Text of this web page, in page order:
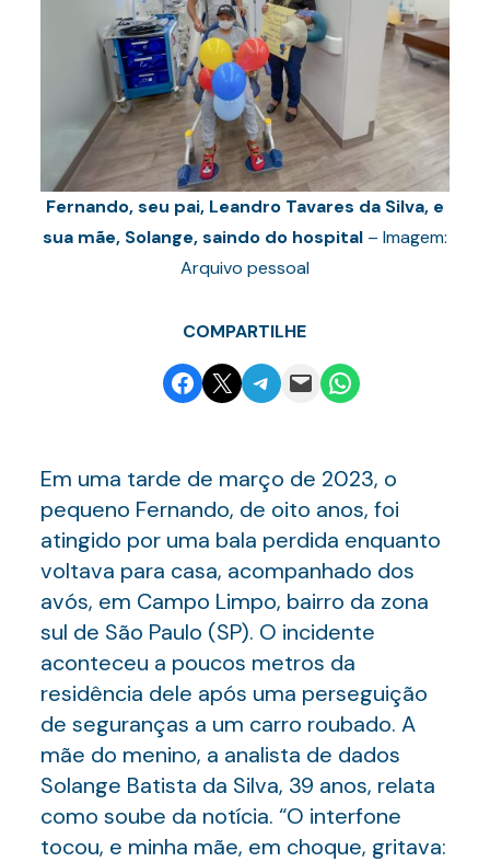
Fernando, seu pai, Leandro Tavares da Silva, e
sua mãe, Solange, saindo do hospital– Imagem:
Arquivo pessoal
COMPARTILHE
Share on Facebook
Email this PageShare on Telegram
Email this PageShare on WhatsApp
Em uma tarde de março de 2023, o
pequeno Fernando, de oito anos, foi
atingido por uma bala perdida enquanto
voltava para casa, acompanhado dos
avós, em Campo Limpo, bairro da zona
sul de São Paulo (SP). O incidente
aconteceu a poucos metros da
residência dele após uma perseguição
de seguranças a um carro roubado. A
mãe do menino, a analista de dados
Solange Batista da Silva, 39 anos, relata
como soube da notícia. “O interfone
tocou, e minha mãe, em choque, gritava: